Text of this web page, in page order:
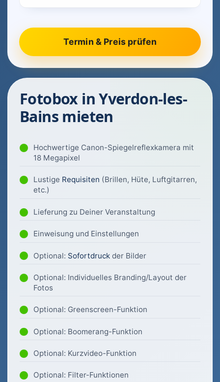
Fotobox in Yverdon-les-
Bains mieten
Hochwertige Canon-Spiegelreflexkamera mit
18 Megapixel
Lustige Requisiten (Brillen, Hüte, Luftgitarren,
etc.)
Lieferung zu Deiner Veranstaltung
Einweisung und Einstellungen
Optional: Sofortdruck der Bilder
Optional: Individuelles Branding/Layout der
Fotos
Optional: Greenscreen-Funktion
Optional: Boomerang-Funktion
Optional: Kurzvideo-Funktion
Optional: Filter-Funktionen